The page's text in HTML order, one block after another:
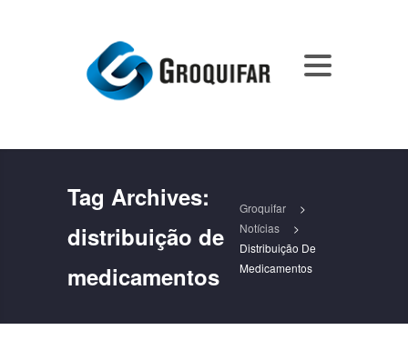
Tag Archives:
distribuição de
medicamentos
Groquifar
>
Notícias
>
Distribuição De
Medicamentos